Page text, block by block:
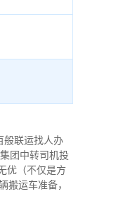
般联运找人办
团中转司机投
优（不仅是方
搬运车准备，